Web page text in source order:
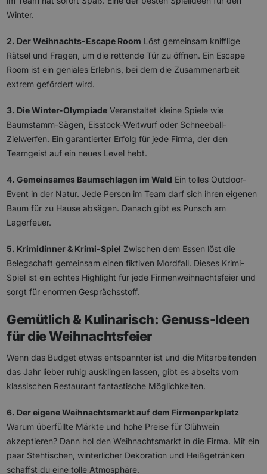
Winter.
2. Der Weihnachts-Escape Room Löst gemeinsam knifflige
Rätsel und Fragen, um die rettende Tür zu öffnen. Ein Escape
Room ist ein geniales Erlebnis, bei dem die Zusammenarbeit
extrem gefördert wird.
3. Die Winter-Olympiade Veranstaltet kleine Spiele wie
Baumstamm-Sägen, Eisstock-Weitwurf oder Schneeball-
Zielwerfen. Ein garantierter Erfolg für jede Firma, der den
Teamgeist auf ein neues Level hebt.
4. Gemeinsames Baumschlagen im Wald Ein tolles Outdoor-
Event in der Natur. Jede Person im Team darf sich ihren eigenen
Baum für zu Hause absägen. Danach gibt es Punsch am
Lagerfeuer.
5. Krimidinner & Krimi-Spiel Zwischen dem Essen löst die
Belegschaft gemeinsam einen fiktiven Mordfall. Dieses Krimi-
Spiel ist ein echtes Highlight für jede Firmenweihnachtsfeier und
sorgt für enormen Gesprächsstoff.
Gemütlich & Kulinarisch: Genuss-Ideen
für die Weihnachtsfeier
Wenn das Budget etwas entspannter ist und die Mitarbeitenden
das Jahr lieber ruhig ausklingen lassen, gibt es abseits vom
klassischen Restaurant fantastische Möglichkeiten.
6. Der eigene Weihnachtsmarkt auf dem Firmenparkplatz
Warum überfüllte Märkte und hohe Preise für Glühwein
akzeptieren? Dann hol den Weihnachtsmarkt in die Firma. Mit ein
paar Stehtischen, winterlicher Dekoration und Heißgetränken
schaffst du eine tolle Atmosphäre.